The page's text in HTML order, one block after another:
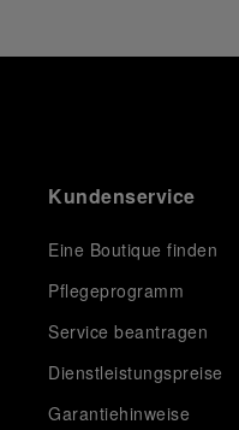
Kundenservice
Eine Boutique finden
Pflegeprogramm
Service beantragen
Dienstleistungspreise
Garantiehinweise